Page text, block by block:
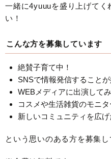
一緒に4yuuuを盛り上げてく
い！
こんな方を募集しています
絶賛子育て中！
SNSで情報発信することが
WEBメディアに出演して
コスメや生活雑貨のモニ
新しいコミュニティを広げ
という思いのある方を募集し